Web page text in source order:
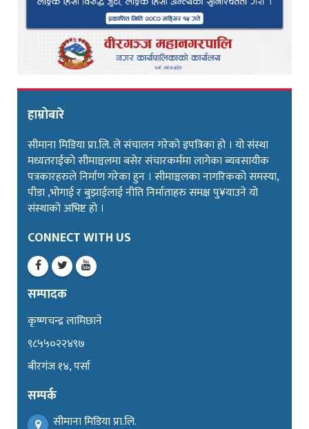
हाम्रोबारे
सीमाना मिडिया प्रा.लि. ले संचालन गरेको इपत्रिका हो । यो संस्था
मध्यतराईको सीमाञ्चलमा बसेर संचारकर्ममा लागेका ब्यवसायीक
पत्रकारहरुले निर्माण गरेका हुन । सीमाञ्चलका नागरिकको समस्या,
पीडा ,भोगाई र बुझाईलाई नीति निर्माताहरु समक्ष पु¥याउने यो
संस्थाको अभिष्ट हो ।
CONNECT WITH US
सम्पादक
कृष्णचन्द्र लामिछाने
९८५५०२२४९७
बीरगंज १४, पर्सा
सम्पर्क
सीमाना मिडिया प्रा.लि.